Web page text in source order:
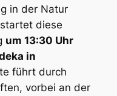
in der Natur
diese
um 13:30 Uhr
in
führt durch
vorbei an der